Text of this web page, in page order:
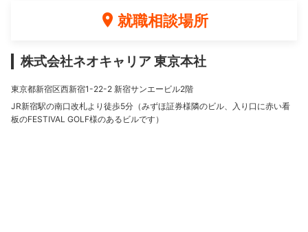
就職相談場所
株式会社ネオキャリア 東京本社
東京都新宿区西新宿1-22-2 新宿サンエービル2階
JR新宿駅の南口改札より徒歩5分（みずほ証券様隣のビル、入り口に赤い看
板のFESTIVAL GOLF様のあるビルです）